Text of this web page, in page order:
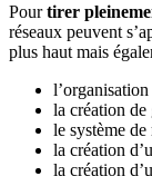
Pourtirer
réseaux peuvent
plus haut mais
la création de
le système de
la création
la création